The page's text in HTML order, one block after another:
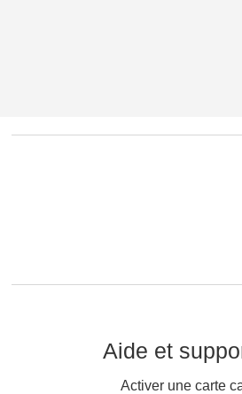
Aide et
Activer une carte